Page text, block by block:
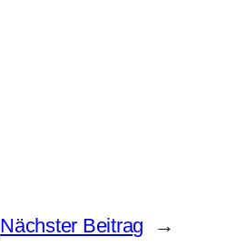
Nächster Beitrag →